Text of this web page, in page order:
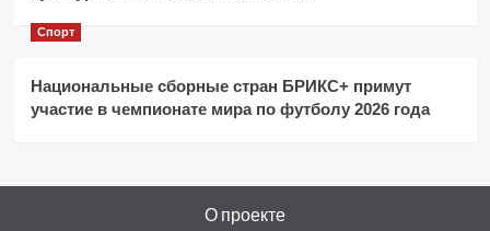
Спорт
Национальные сборные стран БРИКС+ примут
участие в чемпионате мира по футболу 2026 года
О проекте